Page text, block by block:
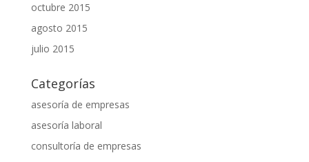
octubre 2015
agosto 2015
julio 2015
Categorías
asesoría de empresas
asesoría laboral
consultoría de empresas